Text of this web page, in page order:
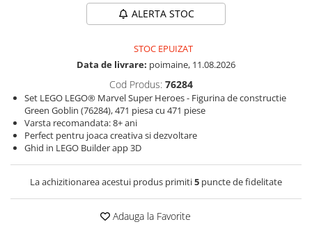
Somnul bebelusului
Carucioare si scaune auto
Tarcuri copii / bebelusi
Igiena si ingrijire bebelusi
ALERTA STOC
STOC EPUIZAT
Data de livrare: poimaine, 11.08.2026
Cod Produs: 76284
Set LEGO LEGO® Marvel Super Heroes - Figurina de constructie
Green Goblin (76284), 471 piesa cu 471 piese
Varsta recomandata: 8+ ani
Perfect pentru joaca creativa si dezvoltare
Ghid in LEGO Builder app 3D
La achizitionarea acestui produs primiti5 puncte de fidelitate
Adauga la Favorite